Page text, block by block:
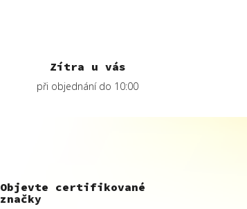
Zítra u vás
při objednání do 10:00
Objevte certifikované
značky